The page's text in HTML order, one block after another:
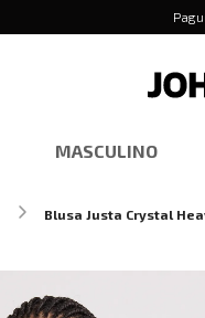
MASCULINO
Blusa Justa Crystal